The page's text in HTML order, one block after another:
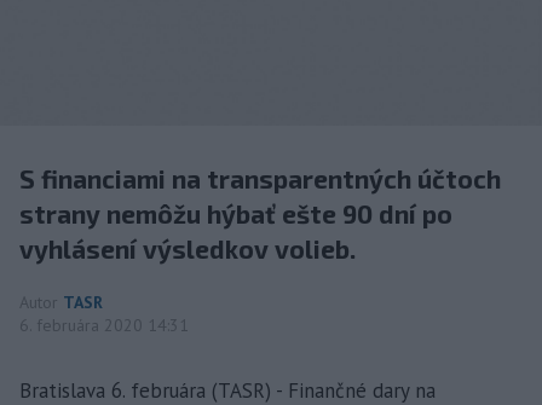
S financiami na transparentných účtoch
strany nemôžu hýbať ešte 90 dní po
vyhlásení výsledkov volieb.
Autor TASR
6. februára 2020 14:31
Bratislava 6. februára (TASR) - Finančné dary na